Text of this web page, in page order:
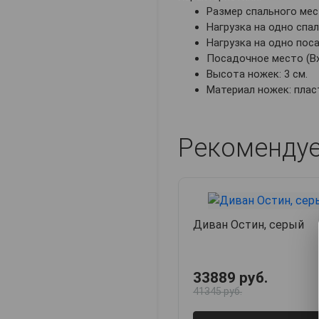
Размер спального
Нагрузка на одно
Нагрузка на одно
Посадочное место
Высота ножек: 3 см.
Материал ножек:
Диван Остин, серый
33889 руб.
41345 руб.